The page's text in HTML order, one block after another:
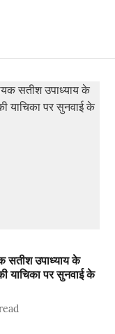
सतीश उपाध्याय के
याचिका पर सुनवाई के